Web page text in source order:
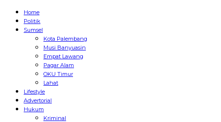
Home
Politik
Sumsel
Kota Palembang
Musi Banyuasin
Empat Lawang
Pagar Alam
OKU Timur
Lahat
Lifestyle
Advertorial
Hukum
Kriminal